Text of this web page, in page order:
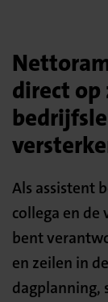
direct op
Als assistent
collega en de
bent
en zeilen in
dagplanning,